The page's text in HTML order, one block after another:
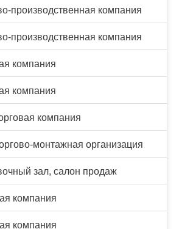
производственная компания
производственная компания
компания
компания
компания
монтажная организация
зал, салон продаж
компания
компания